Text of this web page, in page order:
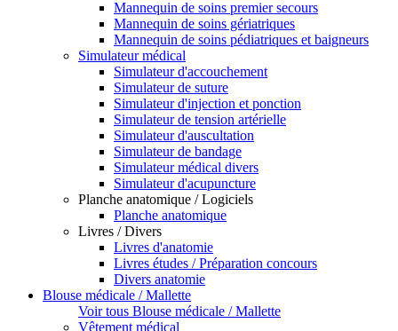
Mannequin de soins premier secours
Mannequin de soins gériatriques
Mannequin de soins pédiatriques et baigneurs
Simulateur médical
Simulateur d'accouchement
Simulateur de suture
Simulateur d'injection et ponction
Simulateur de tension artérielle
Simulateur d'auscultation
Simulateur de bandage
Simulateur médical divers
Simulateur d'acupuncture
Planche anatomique / Logiciels
Planche anatomique
Livres / Divers
Livres d'anatomie
Livres études / Préparation concours
Divers anatomie
Blouse médicale / Mallette
Voir tous Blouse médicale / Mallette
Vêtement médical